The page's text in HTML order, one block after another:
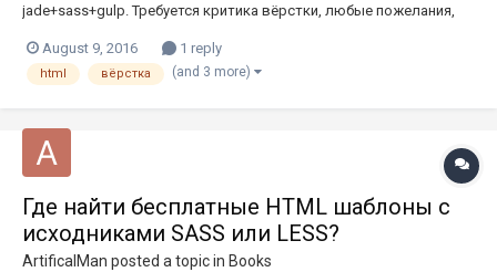
jade+sass+gulp. Требуется критика вёрстки, любые пожелания,
несколько вопросов: 1) Google page speed даёт низкую оценку
скорости: Как это исправить?? скрин...
August 9, 2016 1 reply
html вёрстка (and 3 more)
Где найти бесплатные HTML шаблоны с
исходниками SASS или LESS?
ArtificalMan posted a topic in Books